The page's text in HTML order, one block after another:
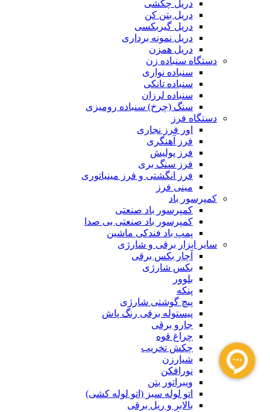
دریل چکشی
دریل بتن کن
دریل گیربکسی
دریل نمونه برداری
دریل همزن
دستگاه سنباده زن
سنباده نواری
سنباده تانکی
سنباده لرزان
سنگ (چرخ) سنباده رومیزی
دستگاه فرز
اور فرز نجاری
فرز آهنگری
فرز پولیش
فرز سنگ بری
فرز انگشتی و فرز مینیاتوری
مینی فرز
کمپرسور باد
کمپرسور باد صنعتی
کمپرسور باد صنعتی بی صدا
پمپ باد فندکی ماشین
سایر ابزار برقی و شارژی
آچار بکس برقی
بکس شارژی
بلوور
پنکه
پیچ گوشتی شارژی
پیستوله برقی رنگ پاش
جارو برقی
چراغ قوه
چکش تخریب
شیارزن
نورافکن
ویبراتور بتن
اتو لوله سبز (اتو لوله کشی)
بالابر و ریل برقی